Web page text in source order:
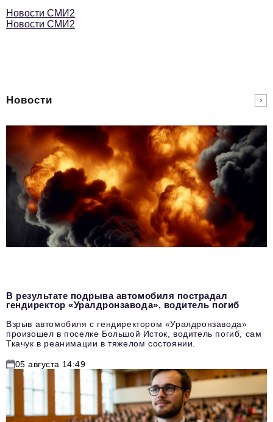
Новости СМИ2
Новости СМИ2
Новости
В результате подрыва автомобиля пострадал
гендиректор «Уралдронзавода», водитель погиб
Взрыв автомобиля с гендиректором «Уралдронзавода»
произошел в поселке Большой Исток, водитель погиб, сам
Ткачук в реанимации в тяжелом состоянии.
05 августа 14:49